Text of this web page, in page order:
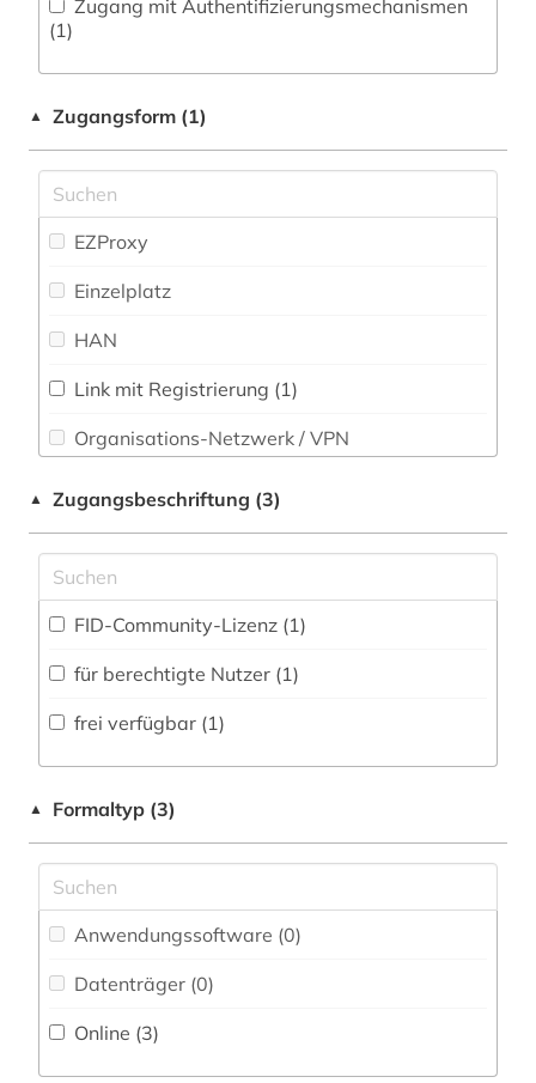
Pädagogik (0)
Philosophie (0)
Physik (0)
Technik (0)
(1)
▲ Zugangsform (1)
EZProxy
Einzelplatz
HAN
Link mit Registrierung (1)
Organisations-Netzwerk / VPN
Shibboleth
Zugriff vor Ort
▲ Zugangsbeschriftung (3)
FID-Community-Lizenz (1)
für berechtigte Nutzer (1)
frei verfügbar (1)
▲ Formaltyp (3)
Anwendungssoftware (0)
Datenträger (0)
Online (3)